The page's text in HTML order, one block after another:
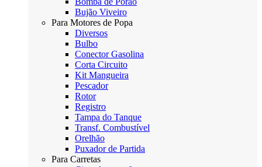
Bujão Viveiro
Para Motores de Popa
Diversos
Bulbo
Conector Gasolina
Corta Circuito
Kit Mangueira
Pescador
Rotor
Registro
Tampa do Tanque
Transf. Combustível
Orelhão
Puxador de Partida
Para Carretas